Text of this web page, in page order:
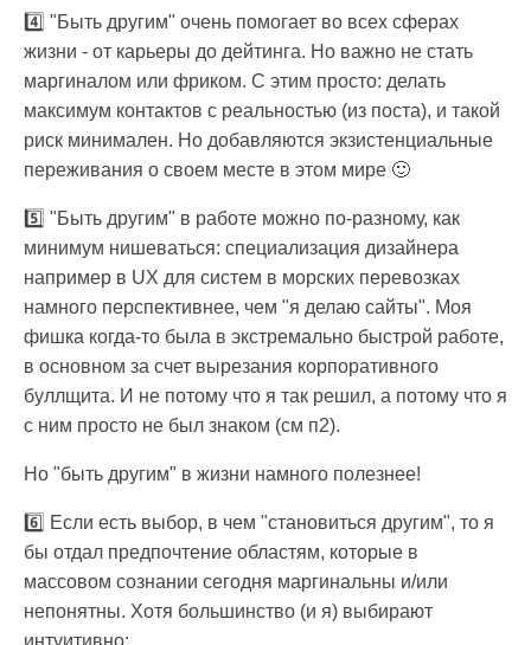
4️⃣ "Быть другим" очень помогает во всех сферах
жизни - от карьеры до дейтинга. Но важно не стать
маргиналом или фриком. С этим просто: делать
максимум контактов с реальностью (из поста), и такой
риск минимален. Но добавляются экзистенциальные
переживания о своем месте в этом мире 🙂
5️⃣ "Быть другим" в работе можно по-разному, как
минимум нишеваться: специализация дизайнера
например в UX для систем в морских перевозках
намного перспективнее, чем "я делаю сайты". Моя
фишка когда-то была в экстремально быстрой работе,
в основном за счет вырезания корпоративного
буллщита. И не потому что я так решил, а потому что я
с ним просто не был знаком (см п2).
Но "быть другим" в жизни намного полезнее!
6️⃣ Если есть выбор, в чем "становиться другим", то я
бы отдал предпочтение областям, которые в
массовом сознании сегодня маргинальны и/или
непонятны. Хотя большинство (и я) выбирают
интуитивно: